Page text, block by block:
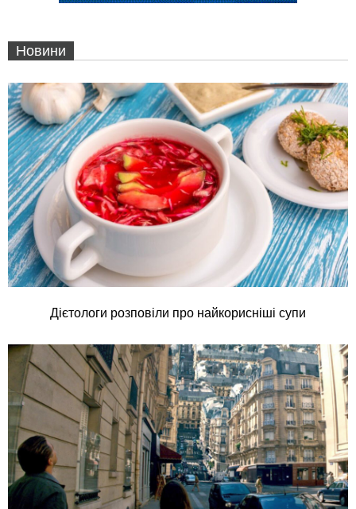
Новини
Дієтологи розповіли про найкорисніші супи